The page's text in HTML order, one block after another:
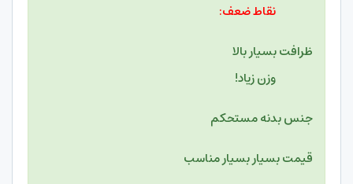
نقاط ضعف:
ظرافت بسیار بالا
وزن زیاد!
جنس بدنه مستحکم
قیمت بسیار بسیار مناسب